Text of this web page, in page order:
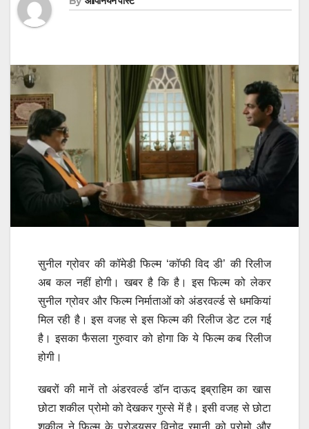
सुनील ग्रोवर की कॉमेडी फिल्म ‘कॉफी विद डी’ की रिलीज
अब कल नहीं होगी। खबर है कि है। इस फिल्म को लेकर
सुनील ग्रोवर और फिल्म निर्माताओं को अंडरवर्ल्ड से धमकियां
मिल रही है। इस वजह से इस फिल्म की रिलीज डेट टल गई
है। इसका फैसला गुरुवार को होगा कि ये फिल्म कब रिलीज
होगी।
खबरों की मानें तो अंडरवर्ल्ड डॉन दाऊद इब्राहिम का खास
छोटा शकील प्रोमो को देखकर गुस्से में है। इसी वजह से छोटा
शकील ने फिल्म के प्रोड्यूसर विनोद रमानी को प्रोमो और